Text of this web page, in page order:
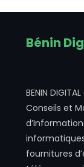
Bénin
BENIN
Conseils et
fournitures